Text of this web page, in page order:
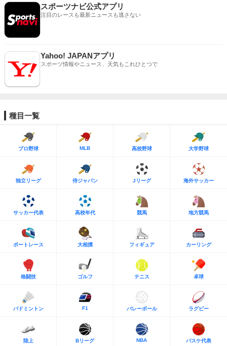
スポーツナビ公式アプリ
注目のレースも最新ニュースも逃さない
Yahoo! JAPANアプリ
スポーツ情報やニュース、天気もこれひとつで
種目一覧
プロ野球 MLB 高校野球 大学野球
独立リーグ 侍ジャパン Jリーグ 海外サッカー
サッカー代表 高校年代 競馬 地方競馬
ボートレース 大相撲 フィギュア カーリング
格闘技 ゴルフ テニス 卓球
バドミントン F1 バレーボール ラグビー
陸上 Bリーグ NBA バスケ代表